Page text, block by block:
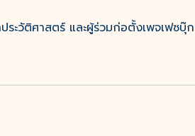
ะวัติศาสตร์ และผู้ร่วมก่อตั้งเพจเฟซบุ๊